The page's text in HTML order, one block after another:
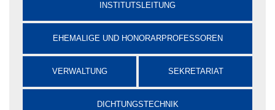
INSTITUTSLEITUNG
EHEMALIGE UND HONORARPROFESSOREN
VERWALTUNG SEKRETARIAT
DICHTUNGSTECHNIK